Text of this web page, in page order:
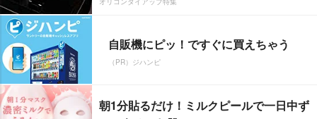
自販機にピッ！ですぐに買えちゃう
（PR）ジハンピ
朝1分貼るだけ！ミルクピールで一日中ず